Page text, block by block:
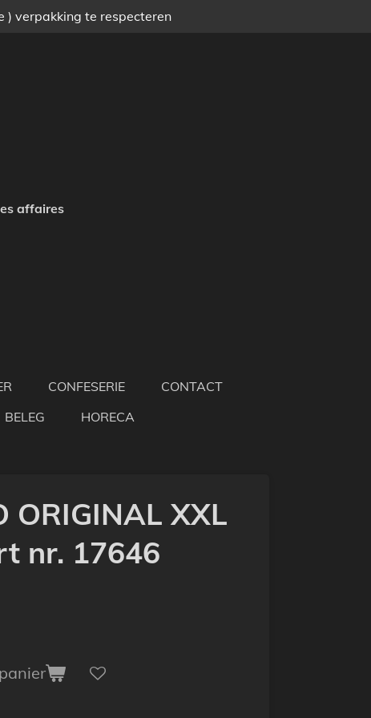
) verpakking te respecteren
affaires
CONFESERIE
CONTACT
BELEG
HORECA
ORIGINAL XXL
nr. 17646